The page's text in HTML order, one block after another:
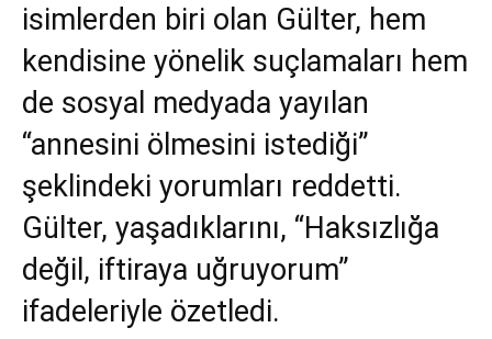
isimlerden biri olan Gülter, hem
kendisine yönelik suçlamaları hem
de sosyal medyada yayılan
“annesini ölmesini istediği”
şeklindeki yorumları reddetti.
Gülter, yaşadıklarını, “Haksızlığa
değil, iftiraya uğruyorum”
ifadeleriyle özetledi.